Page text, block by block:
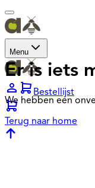
Menu
Bestellijst
Er is iets
We hebben een
Terug naar home